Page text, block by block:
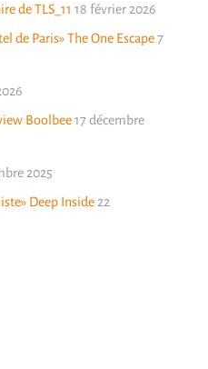
de TLS_11 18 février 2026
de Paris» The One Escape 7
Boolbee 17 décembre
2025
Deep Inside 22